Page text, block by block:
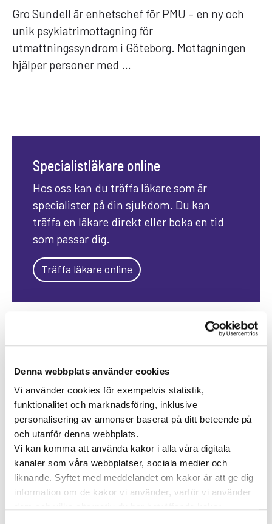
Denna webbplats använder cookies
Vi använder cookies för exempelvis statistik,
funktionalitet och marknadsföring, inklusive
personalisering av annonser baserat på ditt beteende på
och utanför denna webbplats.
Vi kan komma att använda kakor i alla våra digitala
kanaler som våra webbplatser, sociala medier och
liknande. Syftet med meddelandet om kakor är att ge dig
information om de kakor vi använder, varför vi använder
Gro Sundell är enhetschef för PMU – en ny och
unik psykiatrimottagning för
utmattningssyndrom i Göteborg. Mottagningen
hjälper personer med …
Specialistläkare online
Hos oss kan du träffa läkare som är
specialister på din sjukdom. Du kan
träffa en läkare direkt eller boka en tid
som passar dig.
Träffa läkare online
Forskning inom vård och hälsa
Hjärta för vården
Pressmeddelanden
Vården i Sverige
Vården internationellt
Viktig information
TAGGAR
Allergi AllergologAstmaCancerCrohns
Den nya vården Diabetes